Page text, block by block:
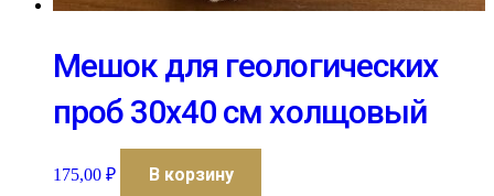
Мешок для геологических
проб 30х40 см холщовый
175,00 ₽ В корзину